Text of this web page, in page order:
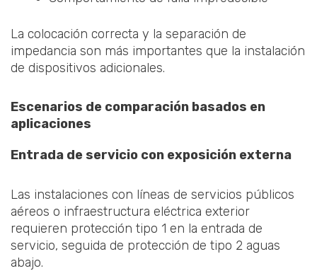
La colocación correcta y la separación de
impedancia son más importantes que la instalación
de dispositivos adicionales.
Escenarios de comparación basados en
aplicaciones
Entrada de servicio con exposición externa
Las instalaciones con líneas de servicios públicos
aéreos o infraestructura eléctrica exterior
requieren protección tipo 1 en la entrada de
servicio, seguida de protección de tipo 2 aguas
abajo.